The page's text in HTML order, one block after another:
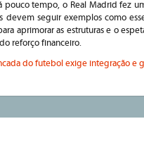
pouco tempo, o Real Madrid fez
devem seguir exemplos como
aprimorar as estruturas e o
reforço financeiro.
do futebol exige integração e